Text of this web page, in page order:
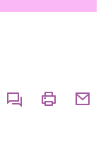
CommenterImprimer